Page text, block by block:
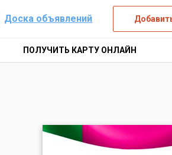
Доска объявлений
ПОЛУЧИТЬ КАРТУ ОНЛАЙН